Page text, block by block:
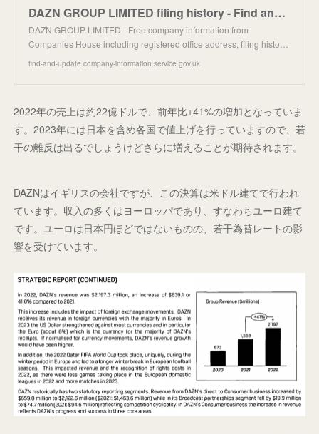
DAZN GROUP LIMITED filing history - Find and update company information - GOV.UK
DAZN GROUP LIMITED - Free company information from
Companies House including registered office address, filing histo…
find-and-update.company-information.service.gov.uk
2022年の売上は約22億ドルで、前年比+41%の増加となっていま
す。2023年には日本を含め各国で値上げを行っていますので、若
干の離反は出るでしょうけどさらに増えることが期待されます。
DAZNはイギリスの会社ですが、この決算は米ドル建てで行われ
ています。収入の多くはヨーロッパであり、すなわちユーロ建て
です。ユーロは日本円ほどではないものの、若干為替レートの影
響を受けています。